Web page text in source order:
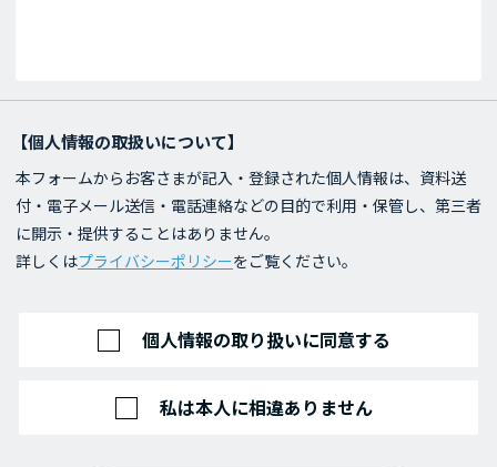
【個人情報の取扱いについて】
本フォームからお客さまが記入・登録された個人情報は、資料送
付・電子メール送信・電話連絡などの目的で利用・保管し、第三者
に開示・提供することはありません。
詳しくはプライバシーポリシーをご覧ください。
個人情報の取り扱いに同意する
私は本人に相違ありません